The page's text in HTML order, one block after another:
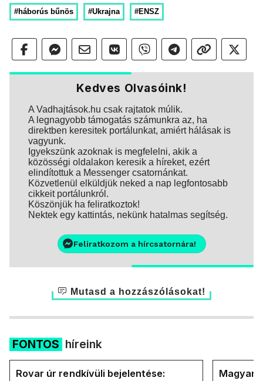
#háborús bűnös #Ukrajna #ENSZ
Kedves Olvasóink!
A Vadhajtások.hu csak rajtatok múlik.
A legnagyobb támogatás számunkra az, ha
direktben keresitek portálunkat, amiért hálásak is
vagyunk.
Igyekszünk azoknak is megfelelni, akik a
közösségi oldalakon keresik a híreket, ezért
elindítottuk a Messenger csatornánkat.
Közvetlenül elküldjük neked a nap legfontosabb
cikkeit portálunkról.
Köszönjük ha feliratkoztok!
Nektek egy kattintás, nekünk hatalmas segítség.
Feliratkozom a hírcsatornára!
Mutasd a hozzászólásokat!
FONTOS híreink
Rovar úr rendkívüli bejelentése:
Magyar